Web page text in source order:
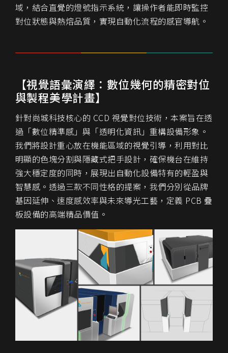
域，結合直覺的燈號指示系統，讓操作者能即時監控
對位狀態與熱熔品質，實現自動化流程的感官導航。
【視覺語彙演繹：數位幾何的精密對位
與製程美學計畫】
針對尚城科技核心的 CCD 視覺對位技術，本案旨在透
過「數位精準感」與「透明化資訊」重構設備形象。
我們將設計重心放在機能區域的視覺引導，利用對比
明顯的色塊分割與隱藏式把手設計，確保機台在維持
強大穩定度的同時，展現出自動化設備特有的輕盈與
智慧感。透過三款不同性格的提案，我們分別從品牌
基因延伸、速度感效率與未來導光工藝，定義 PCB 疊
板設備的高端精品價值。